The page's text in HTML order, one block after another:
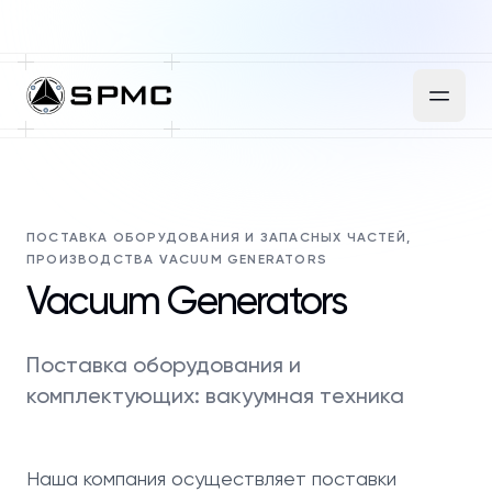
ПОСТАВКА ОБОРУДОВАНИЯ И ЗАПАСНЫХ ЧАСТЕЙ,
ПРОИЗВОДСТВА VACUUM GENERATORS
Vacuum Generators
Поставка оборудования и
комплектующих: вакуумная техника
Наша компания осуществляет поставки